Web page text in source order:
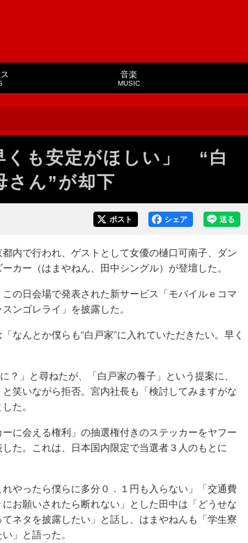
音楽
MUSIC
くも安定がほしい」 “白
さん”が却下
送る
シェア
ポスト
内で行われ、ゲストとして女優の樋口可南子、ダン
カー（はまやねん、田中シングル）が登壇した。
の日会場で発表された新サービス「モバイルｅコマ
ンゴレライ」を披露した。
なんとか僕らも“白戸家”に入れていただきたい。早く
？」と尋ねたが、「白戸家の養子」という提案に、
笑いながら拒否。宮内社長も「検討してみますがな
た。
に会える権利」の抽選権付きのステッカーをヤフー
た。これは、日本国内限定で当選者３人のもとに
やったら僕らに多分０．１円も入らない」「交通費
お願いされたら断れない」とした田中は「どうせな
ネタを披露したい」と話し、はまやねんも「学生寮
」と語った。